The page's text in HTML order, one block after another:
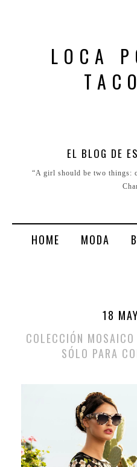
LOCA
EL BLOG DE
“A girl should be two things:
HOME MODA
18
COLECCIÓN
SÓLO PARA